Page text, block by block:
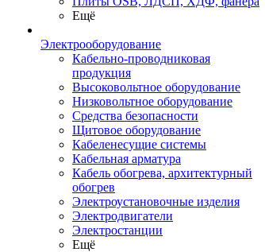
Ещё
Электрооборудование
Кабельно-проводниковая
продукция
Высоковольтное оборудование
Низковольтное оборудование
Средства безопасности
Щитовое оборудование
Кабеленесущие системы
Кабельная арматура
Кабель обогрева, архитектурный
обогрев
Электроустановочные изделия
Электродвигатели
Электростанции
Ещё